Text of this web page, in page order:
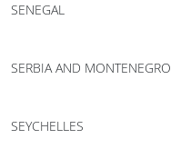
SENEGAL
SERBIA AND
SEYCHELLES